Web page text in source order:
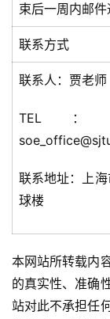
束后一周内邮件
联系方式
联系人：贾老师
TEL：
联系地址：上
球楼
本网站所转载内
的真实性、准确
站对此不承担任